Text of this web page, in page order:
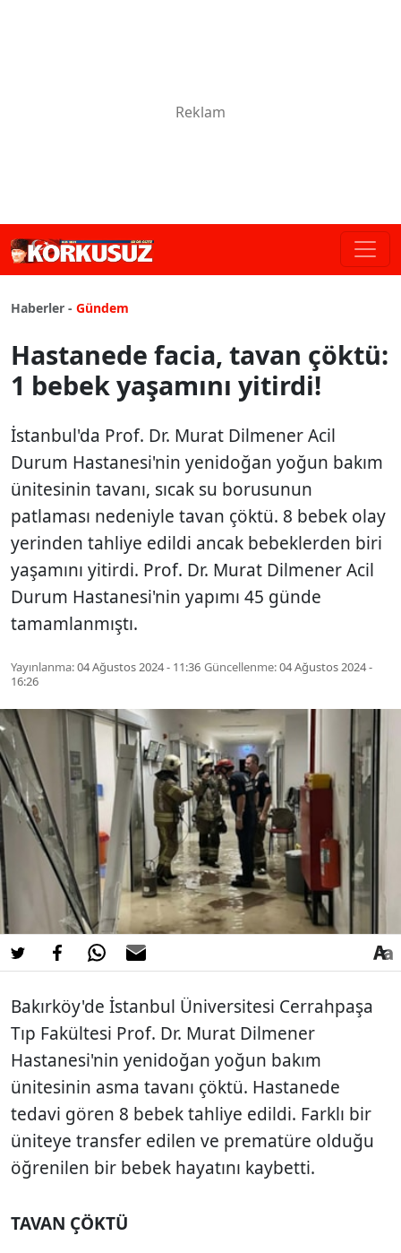
Haberler - Gündem
Hastanede facia, tavan çöktü:
1 bebek yaşamını yitirdi!
İstanbul'da Prof. Dr. Murat Dilmener Acil
Durum Hastanesi'nin yenidoğan yoğun bakım
ünitesinin tavanı, sıcak su borusunun
patlaması nedeniyle tavan çöktü. 8 bebek olay
yerinden tahliye edildi ancak bebeklerden biri
yaşamını yitirdi. Prof. Dr. Murat Dilmener Acil
Durum Hastanesi'nin yapımı 45 günde
tamamlanmıştı.
Yayınlanma:04 Ağustos 2024 - 11:36 Güncellenme:04 Ağustos 2024 -
16:26
Bakırköy'de İstanbul Üniversitesi Cerrahpaşa
Tıp Fakültesi Prof. Dr. Murat Dilmener
Hastanesi'nin yenidoğan yoğun bakım
ünitesinin asma tavanı çöktü. Hastanede
tedavi gören 8 bebek tahliye edildi. Farklı bir
üniteye transfer edilen ve prematüre olduğu
öğrenilen bir bebek hayatını kaybetti.
TAVAN ÇÖKTÜ